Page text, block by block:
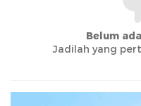
Belum
Jadilah yang